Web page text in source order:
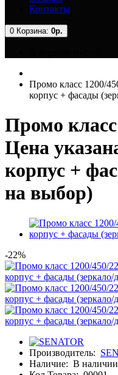
Контакты
0 Корзина: 0р.
Промо класс 1200/
корпус + фасады
Промо
Цена
корпус +
на выбор)
-22%
Производитель:
Наличие: В наличии